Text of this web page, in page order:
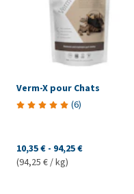
Verm-X pour Chats
(6)
10,35 € - 94,25 €
(94,25 € / kg)